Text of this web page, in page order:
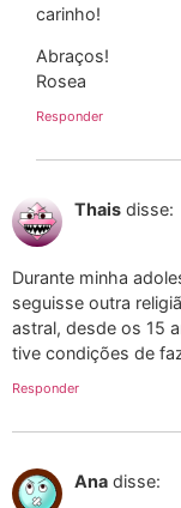
carinho!
Abraços!
Rosea
Responder
Thais disse:
Durante minha
seguisse outra
astral, desde os 15
tive condições de
Responder
Ana disse: